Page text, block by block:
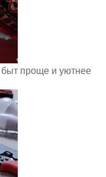
проще и уютнее